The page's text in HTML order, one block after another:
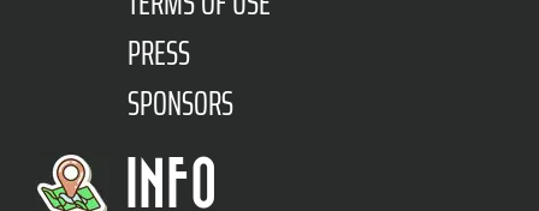
PRESS
SPONSORS
INFO